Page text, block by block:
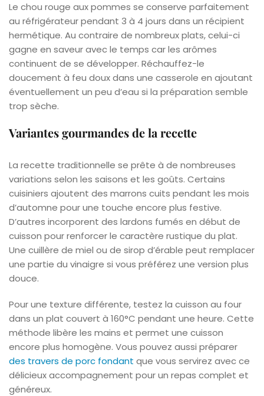
Le chou rouge aux pommes se conserve parfaitement
au réfrigérateur pendant 3 à 4 jours dans un récipient
hermétique. Au contraire de nombreux plats, celui-ci
gagne en saveur avec le temps car les arômes
continuent de se développer. Réchauffez-le
doucement à feu doux dans une casserole en ajoutant
éventuellement un peu d’eau si la préparation semble
trop sèche.
Variantes gourmandes de la recette
La recette traditionnelle se prête à de nombreuses
variations selon les saisons et les goûts. Certains
cuisiniers ajoutent des marrons cuits pendant les mois
d’automne pour une touche encore plus festive.
D’autres incorporent des lardons fumés en début de
cuisson pour renforcer le caractère rustique du plat.
Une cuillère de miel ou de sirop d’érable peut remplacer
une partie du vinaigre si vous préférez une version plus
douce.
Pour une texture différente, testez la cuisson au four
dans un plat couvert à 160°C pendant une heure. Cette
méthode libère les mains et permet une cuisson
encore plus homogène. Vous pouvez aussi préparer
des travers de porc fondant que vous servirez avec ce
délicieux accompagnement pour un repas complet et
généreux.